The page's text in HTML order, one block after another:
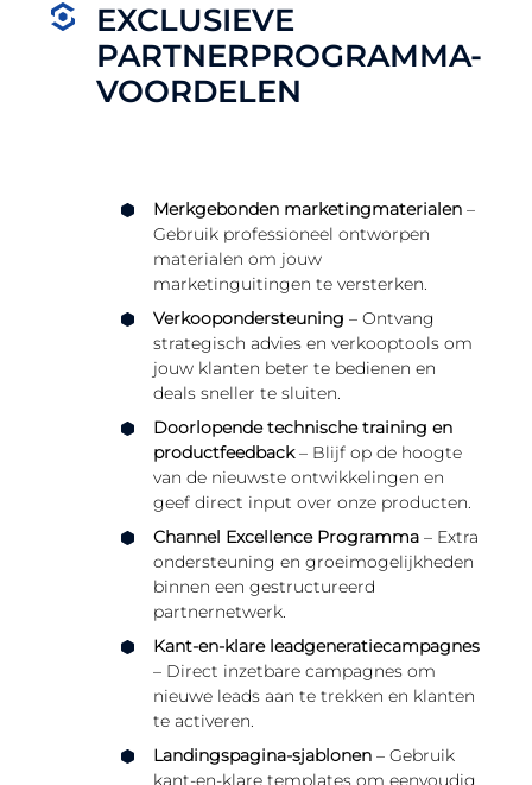
EXCLUSIEVE
PARTNERPROGRAMMA-
VOORDELEN
Merkgebonden marketingmaterialen –
Gebruik professioneel ontworpen
materialen om jouw
marketinguitingen te versterken.
Verkoopondersteuning – Ontvang
strategisch advies en verkooptools om
jouw klanten beter te bedienen en
deals sneller te sluiten.
Doorlopende technische training en
productfeedback– Blijf op de hoogte
van de nieuwste ontwikkelingen en
geef direct input over onze producten.
Channel Excellence Programma – Extra
ondersteuning en groeimogelijkheden
binnen een gestructureerd
partnernetwerk.
Kant-en-klare leadgeneratiecampagnes
– Direct inzetbare campagnes om
nieuwe leads aan te trekken en klanten
te activeren.
Landingspagina-sjablonen – Gebruik
kant-en-klare templates om eenvoudig